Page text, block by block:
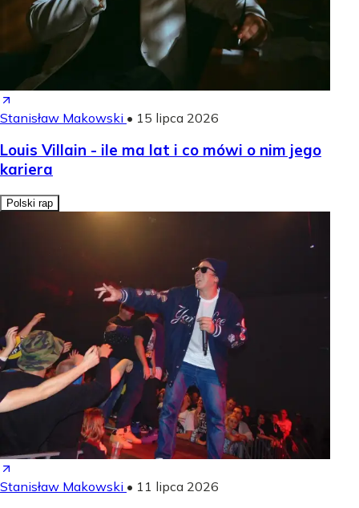
Stanisław Makowski • 15 lipca 2026
Louis Villain - ile ma lat i co mówi o nim jego
kariera
Polski rap
Stanisław Makowski • 11 lipca 2026